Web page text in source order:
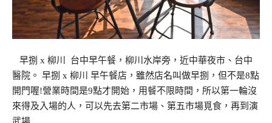
早捌 x 柳川 台中早午餐，柳川水岸旁，近中華夜市、台中
醫院。 早捌 x 柳川 早午餐店，雖然店名叫做早捌，但不是8點
開門喔!營業時間是9點才開始，用餐不限時間，所以第一輪沒
來得及入場的人，可以先去第二市場、第五市場覓食，再到演